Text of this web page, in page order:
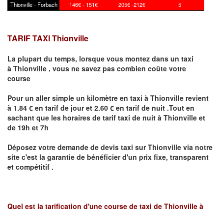
Thionville - Forbach 146€ - 151€ 205€ -212€ 5
TARIF TAXI Thionville
La plupart du temps, lorsque vous montez dans un taxi
à Thionville , vous ne savez pas combien coûte votre
course
Pour un aller simple un kilomètre en taxi à Thionville revient
à 1.84 € en tarif de jour et 2.60 € en tarif de nuit .Tout en
sachant que les horaires de tarif taxi de nuit à Thionville et
de 19h et 7h
Déposez votre demande de devis taxi surThionville via notre
site c'est la garantie de bénéficier d'un prix fixe, transparent
et compétitif .
Quel est la tarification d'une course de taxi de Thionville à